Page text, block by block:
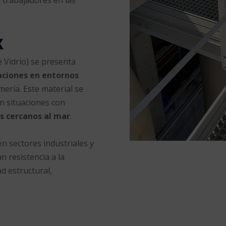
Vidrio) se presenta
en entornos
Este material se
situaciones con
cercanos al mar.
sectores industriales y
resistencia a la
estructural,